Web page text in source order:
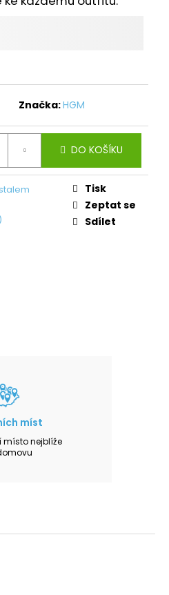
Značka:HGM
DO KOŠÍKU
Tisk
Zeptat se
Sdílet
míst
místo nejblíže